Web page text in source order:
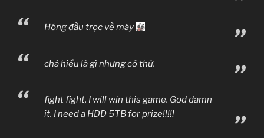
Hóng đầu trọc về máy
chả hiểu là gì nhưng có thử.
fight fight, I will win this game. God damn
it. I need a HDD 5TB for prize!!!!!